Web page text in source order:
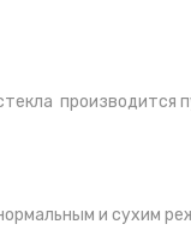
производится
и сухим